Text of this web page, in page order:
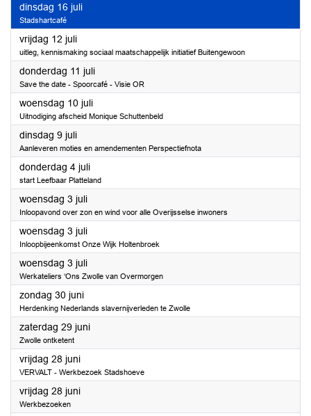
dinsdag 16 juli2024
Stadshartcafé
vrijdag 12 juli2024
uitleg, kennismaking sociaal maatschappelijk initiatief Buitengewoon
donderdag 11 juli2024
Save the date - Spoorcafé - Visie OR
woensdag 10 juli2024
Uitnodiging afscheid Monique Schuttenbeld
dinsdag 9 juli2024
Aanleveren moties en amendementen Perspectiefnota
donderdag 4 juli2024
start Leefbaar Platteland
woensdag 3 juli2024
Inloopavond over zon en wind voor alle Overijsselse inwoners
woensdag 3 juli2024
Inloopbijeenkomst Onze Wijk Holtenbroek
woensdag 3 juli2024
Werkateliers ‘Ons Zwolle van Overmorgen
zondag 30 juni2024
Herdenking Nederlands slavernijverleden te Zwolle
zaterdag 29 juni2024
Zwolle ontketent
vrijdag 28 juni2024
VERVALT - Werkbezoek Stadshoeve
vrijdag 28 juni2024
Werkbezoeken